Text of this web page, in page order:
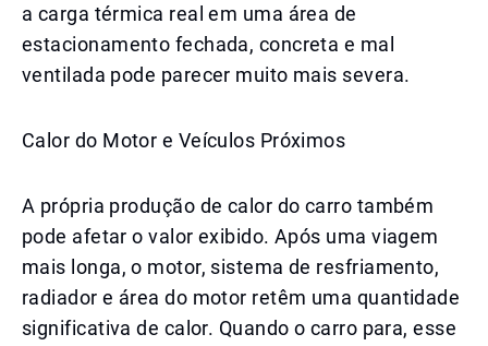
a carga térmica real em uma área de
estacionamento fechada, concreta e mal
ventilada pode parecer muito mais severa.
Calor do Motor e Veículos Próximos
A própria produção de calor do carro também
pode afetar o valor exibido. Após uma viagem
mais longa, o motor, sistema de resfriamento,
radiador e área do motor retêm uma quantidade
significativa de calor. Quando o carro para, esse